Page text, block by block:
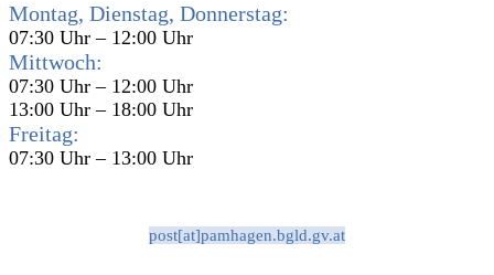
Montag, Dienstag, Donnerstag:
07:30 Uhr – 12:00 Uhr
Mittwoch:
07:30 Uhr – 12:00 Uhr
13:00 Uhr – 18:00 Uhr
Freitag:
07:30 Uhr – 13:00 Uhr
post[at]pamhagen.bgld.gv.at